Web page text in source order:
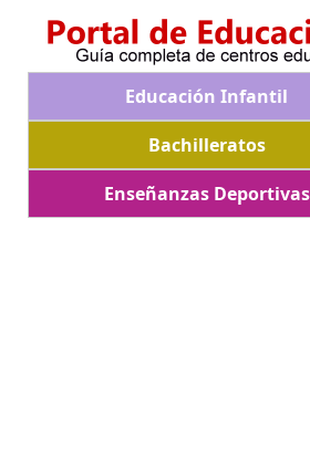
Educación Infantil
Bachilleratos
Enseñanzas Deportivas